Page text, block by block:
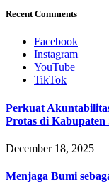
Recent Comments
Facebook
Instagram
YouTube
TikTok
Perkuat
Protas di Kabupaten
December 18, 2025
Menjaga Bumi